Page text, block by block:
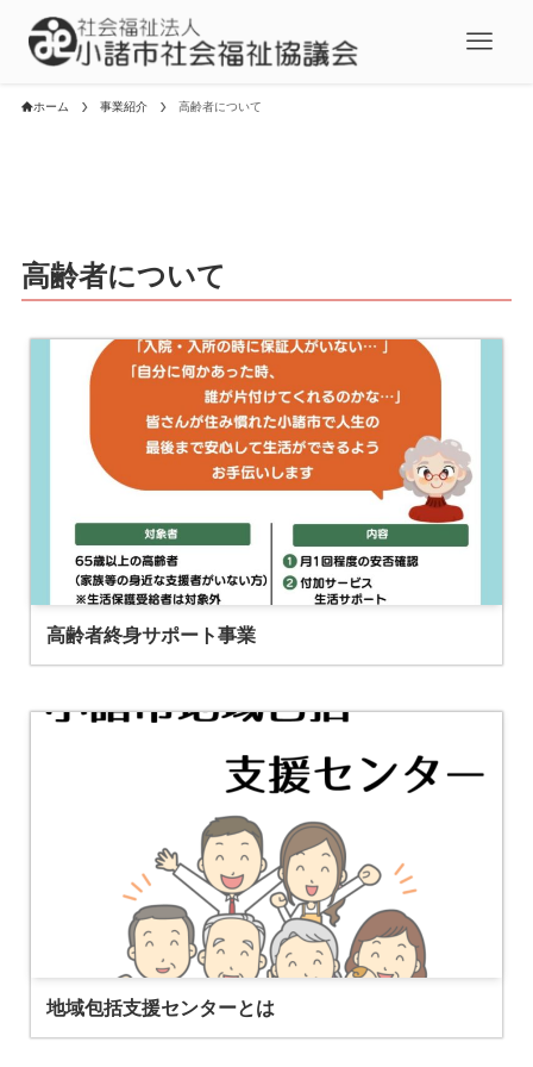
ホーム 事業紹介 高齢者について
高齢者について
高齢者終身サポート事業
地域包括支援センターとは